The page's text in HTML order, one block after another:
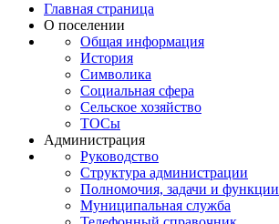
Главная страница
О поселении
Общая информация
История
Символика
Социальная сфера
Сельское хозяйство
ТОСы
Администрация
Руководство
Структура администрации
Полномочия, задачи и функции
Муниципальная служба